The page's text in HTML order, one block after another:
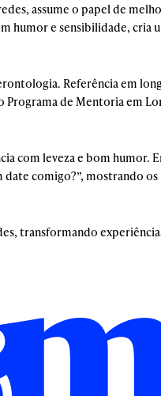
assume o papel de
humor e sensibilidade, cria
Referência em
de Mentoria em
com leveza e bom humor.
comigo?”, mostrando
transformando